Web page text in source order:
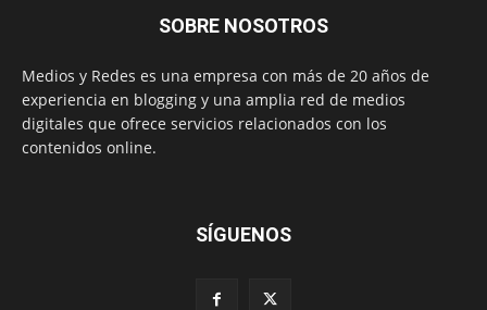
SOBRE NOSOTROS
Medios y Redes es una empresa con más de 20 años de
experiencia en blogging y una amplia red de medios
digitales que ofrece servicios relacionados con los
contenidos online.
SÍGUENOS